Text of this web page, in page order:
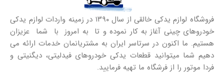
فروشگاه لوازم یدکی خالقی از سال ۱۳۹۰ در زمینه واردات لوازم یدکی
خودروهای چینی آغاز به کار نموده و تا به امروز با شما عزیزان
هستیم. ما اکنون در سرتاسر ایران به مشتریانمان خدمات ارائه می
دهیم شما میتوانید قطعات یدکی خودروهای فیدلیتی، دیگنیتی و
فردا موتور را از فرشگاه ما تهیه فرمایید.